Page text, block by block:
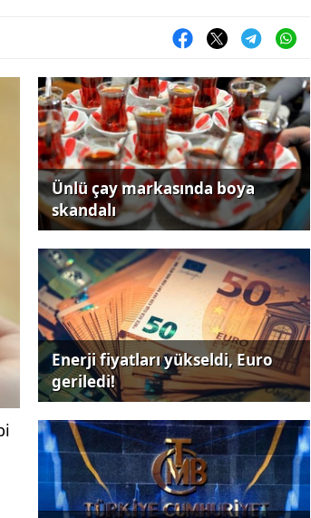
Ünlü çay markasında boya
skandalı
Enerji fiyatları yükseldi, Euro
geriledi!